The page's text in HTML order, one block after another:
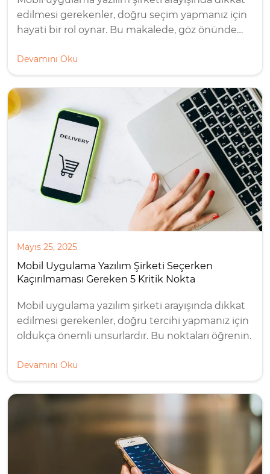
edilmesi gerekenler, doğru seçim yapmanız için
hayati bir rol oynar. Bu makalede, göz önünde…
Devamını Oku
Mayıs 25, 2025
Mobil Uygulama Yazılım Şirketi Seçerken
Kaçırılmaması Gereken 5 Kritik Nokta
Mobil uygulama yazılım şirketi arayışında dikkat
edilmesi gerekenler, doğru tercihi yapmanız için
oldukça önemli unsurlardır. Bu noktaları öğrenin.
Devamını Oku